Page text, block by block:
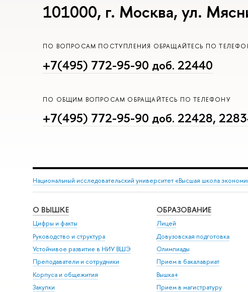
101000, г. Москва, ул.
ПО ВОПРОСАМ ПОСТУПЛЕНИЯ ОБРАЩАЙТЕСЬ ПО
+7(495) 772-95-90 доб. 22440
ПО ОБЩИМ ВОПРОСАМ ОБРАЩАЙТЕСЬ ПО ТЕЛЕФОНУ
+7(495) 772-95-90 доб. 22428,
Национальный исследовательский университет «Высшая школа
О ВЫШКЕ
Цифры и факты
Руководство и структура
Устойчивое развитие в НИУ ВШЭ
Преподаватели и сотрудники
Корпуса и общежития
Закупки
ОБРАЗОВАНИЕ
Лицей
Довузовская подготовка
Олимпиады
Прием в бакалавриат
Вышка+
Прием в магистратуру